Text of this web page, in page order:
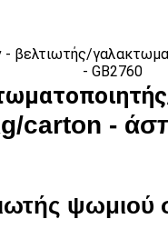
βελτιωτής/
- GB2760
carton -
ψωμιού